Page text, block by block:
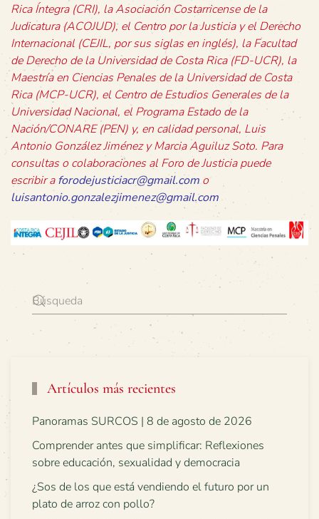
Rica Íntegra (CRI), la Asociación Costarricense de la
Judicatura (ACOJUD), el Centro por la Justicia y el Derecho
Internacional (CEJIL, por sus siglas en inglés), la Facultad
de Derecho de la Universidad de Costa Rica (FD-UCR), la
Maestría en Ciencias Penales de la Universidad de Costa
Rica (MCP-UCR), el Centro de Estudios Generales de la
Universidad Nacional, el Programa Estado de la
Nación/CONARE (PEN) y, en calidad personal, Luis
Antonio González Jiménez y Marcia Aguiluz Soto. Para
consultas o colaboraciones al Foro de Justicia puede
escribir aforodejusticiacr@gmail.com o
luisantonio.gonzalezjimenez@gmail.com
Artículos más recientes
Panoramas SURCOS | 8 de agosto de 2026
Comprender antes que simplificar: Reflexiones
sobre educación, sexualidad y democracia
¿Sos de los que está vendiendo el futuro por un
plato de arroz con pollo?